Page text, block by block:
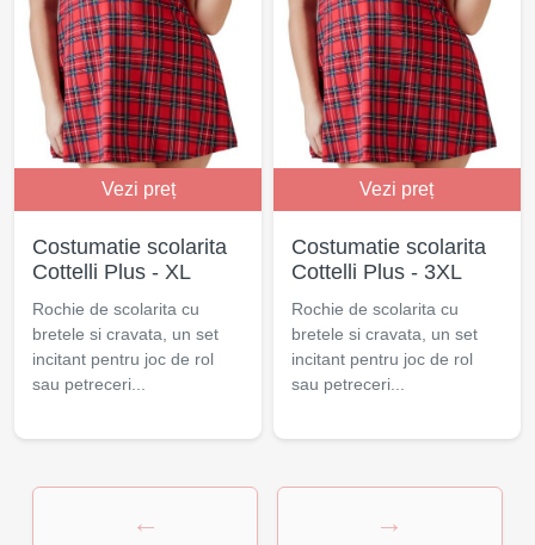
Vezi preț
Costumatie scolarita
Cottelli Plus - XL
Rochie de scolarita cu
bretele si cravata, un set
incitant pentru joc de rol
sau petreceri...
Vezi preț
Costumatie scolarita
Cottelli Plus - 3XL
Rochie de scolarita cu
bretele si cravata, un set
incitant pentru joc de rol
sau petreceri...
← →